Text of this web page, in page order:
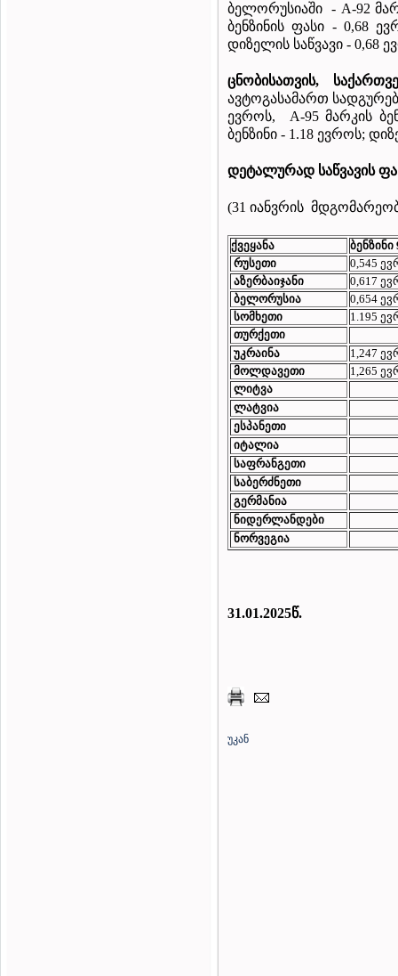
ბელორუსიაში - A-92
ბენზინის ფასი - 0,68
დიზელის საწვავი - 0,68
ცნობისათვის,
ავტოგასამართ
ევროს, A-95 მარკის
ბენზინი - 1.18 ევროს;
დეტალურად საწვავის
(31 იანვრის
ქვეყანა ბენზინი
რუსეთი
0,545
აზერბაიჯანი
0,617
ბელორუსია
0,654
სომხეთი
1.195
თურქეთი
უკრაინა
1,247
მოლდავეთი
1,265
ლიტვა
ლატვია
ესპანეთი
იტალია
საფრანგეთი
საბერძნეთი
გერმანია
ნიდერლანდები
ნორვეგია
31.01.2025წ.
უკან